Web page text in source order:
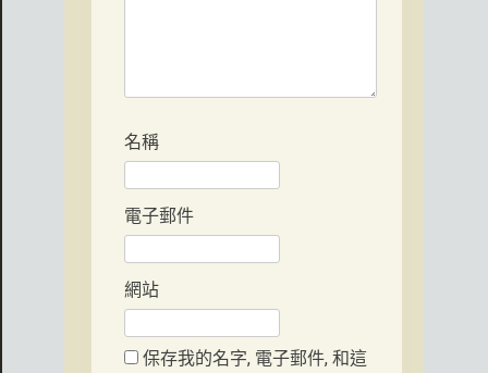
名稱
電子郵件
網站
保存我的名字, 電子郵件, 和這